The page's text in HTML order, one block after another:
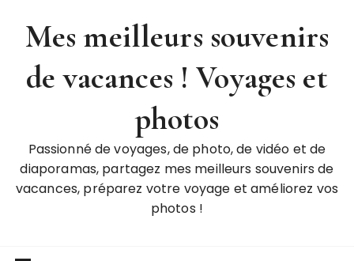
Mes meilleurs souvenirs
de vacances ! Voyages et
photos
Passionné de voyages, de photo, de vidéo et de
diaporamas, partagez mes meilleurs souvenirs de
vacances, préparez votre voyage et améliorez vos
photos !